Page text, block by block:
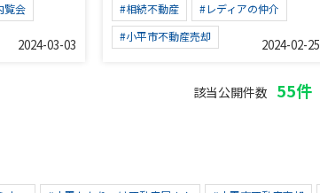
覧会
2024-03-03
#相続不動産
#レディアの仲介
#小平市不動産売却
2024-02-25
該当公開件数 55件